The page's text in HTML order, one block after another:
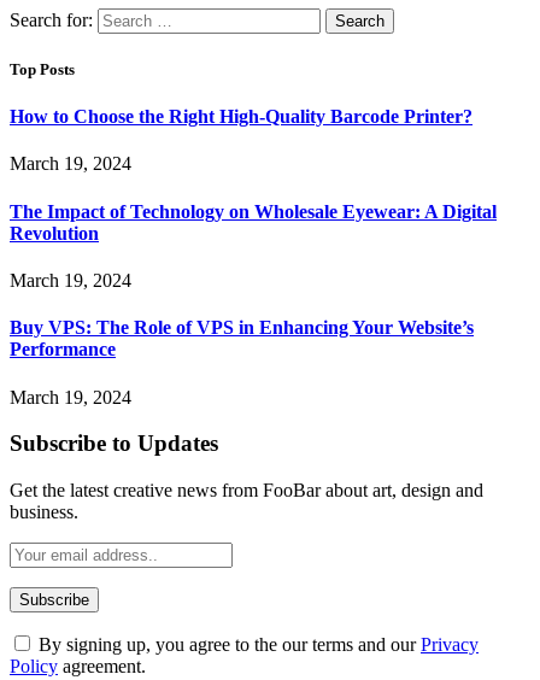
Search for:
Top Posts
How to Choose the Right High-Quality Barcode Printer?
March 19, 2024
The Impact of Technology on Wholesale Eyewear: A Digital
Revolution
March 19, 2024
Buy VPS: The Role of VPS in Enhancing Your Website’s
Performance
March 19, 2024
Subscribe to Updates
Get the latest creative news from FooBar about art, design and
business.
By signing up, you agree to the our terms and ourPrivacy
Policy agreement.